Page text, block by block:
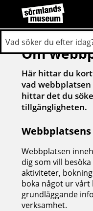
Om
Här hittar du
vad
hittar det du
tillgängligheten.
Webbplatsen
dig som vill
aktiviteter,
boka något ur
grundläggande
verksamhet.